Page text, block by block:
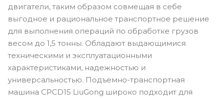
двигатели, таким образом совмещая в себе
выгодное и рациональное транспортное решение
для выполнения операций по обработке грузов
весом до 1,5 тонны. Обладают выдающимися
техническими и эксплуатационными
характеристиками, надежностью и
универсальностью. Подъемно-транспортная
машина CPCD15 LiuGong широко подходит для